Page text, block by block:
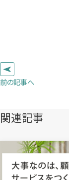
前の記事へ
関連記事